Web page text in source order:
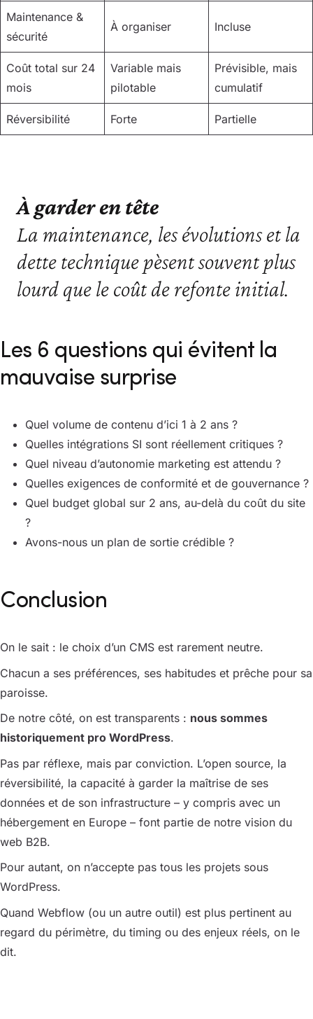
Maintenance &
sécurité
À organiser Incluse
Coût total sur 24
mois
Variable mais
pilotable
Prévisible, mais
cumulatif
Réversibilité Forte Partielle
À garder en tête
La maintenance, les évolutions et la
dette technique pèsent souvent plus
lourd que le coût de refonte initial.
Les 6 questions qui évitent la
mauvaise surprise
Quel volume de contenu d’ici 1 à 2 ans ?
Quelles intégrations SI sont réellement critiques ?
Quel niveau d’autonomie marketing est attendu ?
Quelles exigences de conformité et de gouvernance ?
Quel budget global sur 2 ans, au-delà du coût du site
?
Avons-nous un plan de sortie crédible ?
Conclusion
On le sait : le choix d’un CMS est rarement neutre.
Chacun a ses préférences, ses habitudes et prêche pour sa
paroisse.
De notre côté, on est transparents : nous sommes
historiquement pro WordPress.
Pas par réflexe, mais par conviction. L’open source, la
réversibilité, la capacité à garder la maîtrise de ses
données et de son infrastructure – y compris avec un
hébergement en Europe – font partie de notre vision du
web B2B.
Pour autant, on n’accepte pas tous les projets sous
WordPress.
Quand Webflow (ou un autre outil) est plus pertinent au
regard du périmètre, du timing ou des enjeux réels, on le
dit.